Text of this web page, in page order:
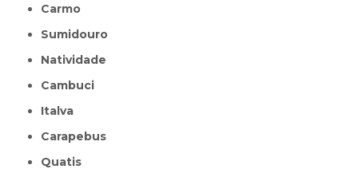
Carmo
Sumidouro
Natividade
Cambuci
Italva
Carapebus
Quatis